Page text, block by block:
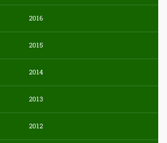
2016
2015
2014
2013
2012